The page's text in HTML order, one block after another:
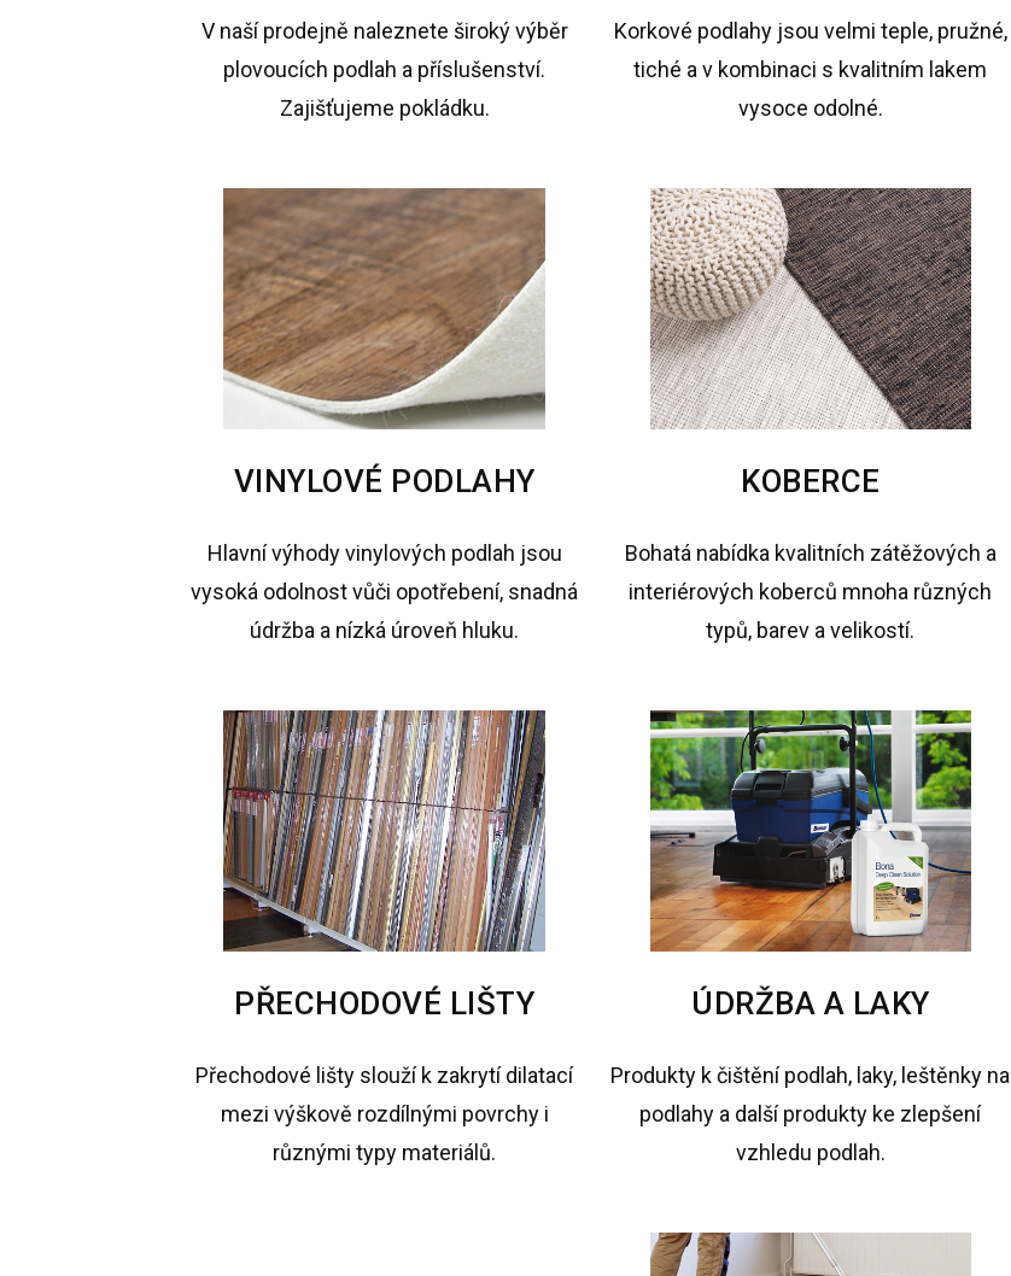
V naší prodejně naleznete široký výběr
plovoucích podlah a příslušenství.
Zajišťujeme pokládku.
Korkové podlahy jsou velmi teple, pružné,
tiché a v kombinaci s kvalitním lakem
vysoce odolné.
VINYLOVÉ PODLAHY
Hlavní výhody vinylových podlah jsou
vysoká odolnost vůči opotřebení, snadná
údržba a nízká úroveň hluku.​
KOBERCE
Bohatá nabídka kvalitních zátěžových a
interiérových koberců mnoha různých
typů, barev a velikostí.
PŘECHODOVÉ LIŠTY
Přechodové lišty slouží k zakrytí dilatací
mezi výškově rozdílnými povrchy i
různými typy materiálů.
ÚDRŽBA A LAKY
Produkty k čištění podlah, laky, leštěnky na
podlahy a další produkty ke zlepšení
vzhledu podlah.